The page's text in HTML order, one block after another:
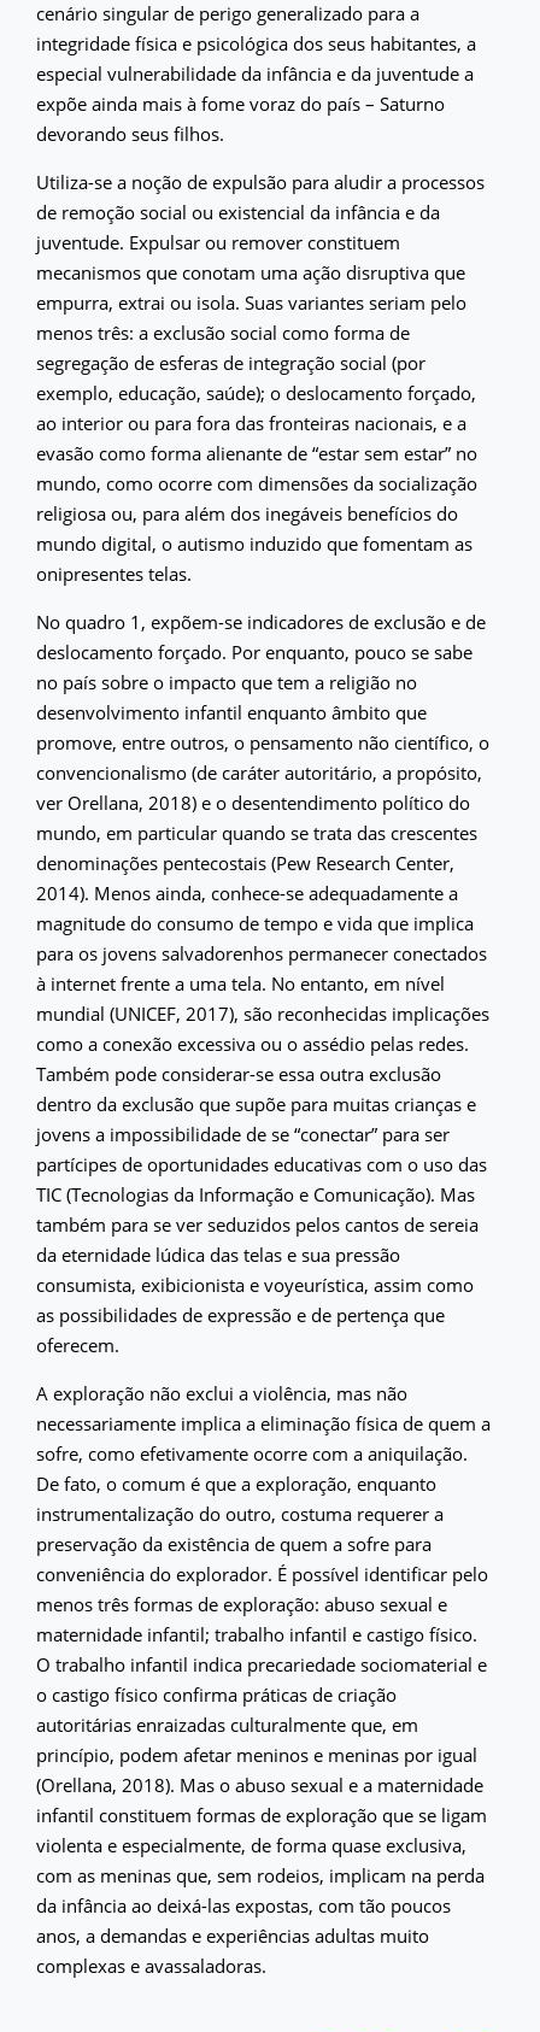
cenário singular de perigo generalizado para a
integridade física e psicológica dos seus habitantes, a
especial vulnerabilidade da infância e da juventude a
expõe ainda mais à fome voraz do país – Saturno
devorando seus filhos.
Utiliza-se a noção de expulsão para aludir a processos
de remoção social ou existencial da infância e da
juventude. Expulsar ou remover constituem
mecanismos que conotam uma ação disruptiva que
empurra, extrai ou isola. Suas variantes seriam pelo
menos três: a exclusão social como forma de
segregação de esferas de integração social (por
exemplo, educação, saúde); o deslocamento forçado,
ao interior ou para fora das fronteiras nacionais, e a
evasão como forma alienante de “estar sem estar” no
mundo, como ocorre com dimensões da socialização
religiosa ou, para além dos inegáveis benefícios do
mundo digital, o autismo induzido que fomentam as
onipresentes telas.
No quadro 1, expõem-se indicadores de exclusão e de
deslocamento forçado. Por enquanto, pouco se sabe
no país sobre o impacto que tem a religião no
desenvolvimento infantil enquanto âmbito que
promove, entre outros, o pensamento não científico, o
convencionalismo (de caráter autoritário, a propósito,
ver Orellana, 2018) e o desentendimento político do
mundo, em particular quando se trata das crescentes
denominações pentecostais (Pew Research Center,
2014). Menos ainda, conhece-se adequadamente a
magnitude do consumo de tempo e vida que implica
para os jovens salvadorenhos permanecer conectados
à internet frente a uma tela. No entanto, em nível
mundial (UNICEF, 2017), são reconhecidas implicações
como a conexão excessiva ou o assédio pelas redes.
Também pode considerar-se essa outra exclusão
dentro da exclusão que supõe para muitas crianças e
jovens a impossibilidade de se “conectar” para ser
partícipes de oportunidades educativas com o uso das
TIC (Tecnologias da Informação e Comunicação). Mas
também para se ver seduzidos pelos cantos de sereia
da eternidade lúdica das telas e sua pressão
consumista, exibicionista e voyeurística, assim como
as possibilidades de expressão e de pertença que
oferecem.
A exploração não exclui a violência, mas não
necessariamente implica a eliminação física de quem a
sofre, como efetivamente ocorre com a aniquilação.
De fato, o comum é que a exploração, enquanto
instrumentalização do outro, costuma requerer a
preservação da existência de quem a sofre para
conveniência do explorador. É possível identificar pelo
menos três formas de exploração: abuso sexual e
maternidade infantil; trabalho infantil e castigo físico.
O trabalho infantil indica precariedade sociomaterial e
o castigo físico confirma práticas de criação
autoritárias enraizadas culturalmente que, em
princípio, podem afetar meninos e meninas por igual
(Orellana, 2018). Mas o abuso sexual e a maternidade
infantil constituem formas de exploração que se ligam
violenta e especialmente, de forma quase exclusiva,
com as meninas que, sem rodeios, implicam na perda
da infância ao deixá-las expostas, com tão poucos
anos, a demandas e experiências adultas muito
complexas e avassaladoras.